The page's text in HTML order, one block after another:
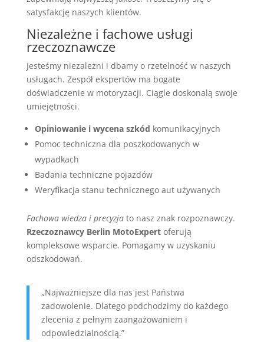
satysfakcję naszych klientów.
Niezależne i fachowe usługi
rzeczoznawcze
Jesteśmy niezależni i dbamy o rzetelność w naszych
usługach. Zespół ekspertów ma bogate
doświadczenie w motoryzacji. Ciągle doskonalą swoje
umiejętności.
Opiniowanie i wycena szkód komunikacyjnych
Pomoc techniczna dla poszkodowanych w
wypadkach
Badania techniczne pojazdów
Weryfikacja stanu technicznego aut używanych
Fachowa wiedza i precyzjato nasz znak rozpoznawczy.
Rzeczoznawcy Berlin MotoExpertoferują
kompleksowe wsparcie. Pomagamy w uzyskaniu
odszkodowań.
„Najważniejsze dla nas jest Państwa
zadowolenie. Dlatego podchodzimy do każdego
zlecenia z pełnym zaangażowaniem i
odpowiedzialnością.”